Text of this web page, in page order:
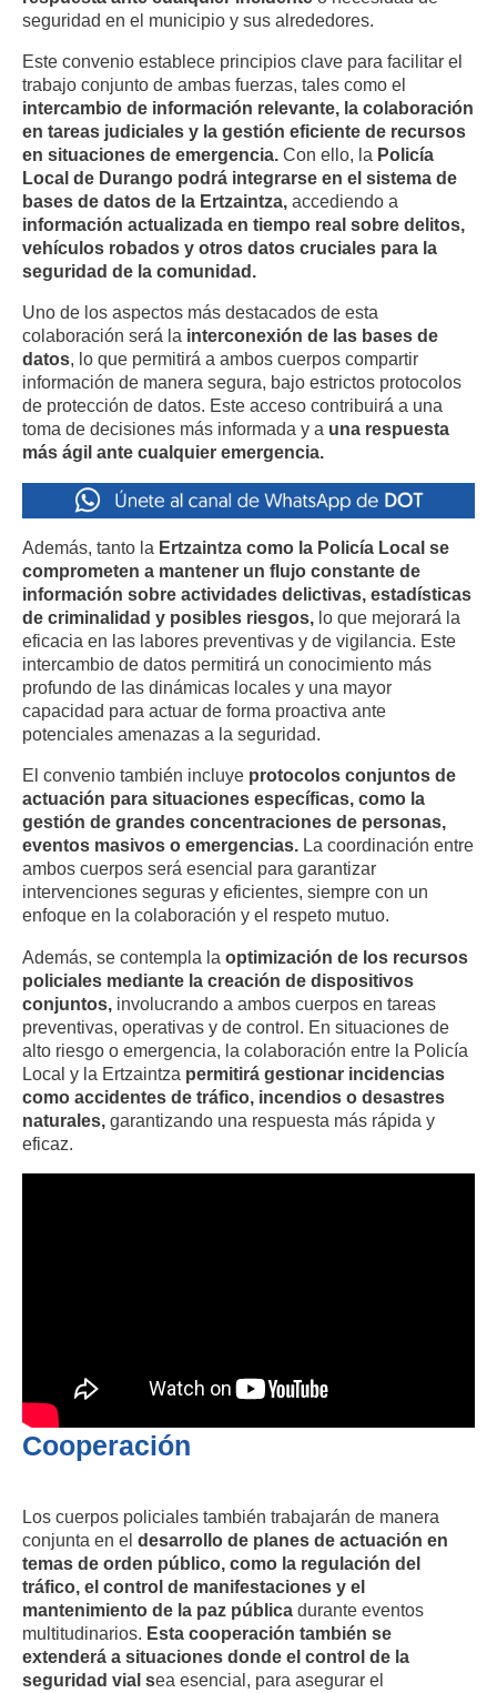
seguridad en el municipio y sus alrededores.
Este convenio establece principios clave para facilitar el
trabajo conjunto de ambas fuerzas, tales como el
intercambio de información relevante, la colaboración
en tareas judiciales y la gestión eficiente de recursos
en situaciones de emergencia. Con ello, la Policía
Local de Durango podrá integrarse en el sistema de
bases de datos de la Ertzaintza, accediendo a
información actualizada en tiempo real sobre delitos,
vehículos robados y otros datos cruciales para la
seguridad de la comunidad.
Uno de los aspectos más destacados de esta
colaboración será la interconexión de las bases de
datos, lo que permitirá a ambos cuerpos compartir
información de manera segura, bajo estrictos protocolos
de protección de datos. Este acceso contribuirá a una
toma de decisiones más informada y a una respuesta
más ágil ante cualquier emergencia.
Además, tanto la Ertzaintza como la Policía Local se
comprometen a mantener un flujo constante de
información sobre actividades delictivas, estadísticas
de criminalidad y posibles riesgos, lo que mejorará la
eficacia en las labores preventivas y de vigilancia. Este
intercambio de datos permitirá un conocimiento más
profundo de las dinámicas locales y una mayor
capacidad para actuar de forma proactiva ante
potenciales amenazas a la seguridad.
El convenio también incluye protocolos conjuntos de
actuación para situaciones específicas, como la
gestión de grandes concentraciones de personas,
eventos masivos o emergencias. La coordinación entre
ambos cuerpos será esencial para garantizar
intervenciones seguras y eficientes, siempre con un
enfoque en la colaboración y el respeto mutuo.
Además, se contempla la optimización de los recursos
policiales mediante la creación de dispositivos
conjuntos, involucrando a ambos cuerpos en tareas
preventivas, operativas y de control. En situaciones de
alto riesgo o emergencia, la colaboración entre la Policía
Local y la Ertzaintza permitirá gestionar incidencias
como accidentes de tráfico, incendios o desastres
naturales, garantizando una respuesta más rápida y
eficaz.
Cooperación
Los cuerpos policiales también trabajarán de manera
conjunta en el desarrollo de planes de actuación en
temas de orden público, como la regulación del
tráfico, el control de manifestaciones y el
mantenimiento de la paz pública durante eventos
multitudinarios. Esta cooperación también se
extenderá a situaciones donde el control de la
seguridad vial sea esencial, para asegurar el